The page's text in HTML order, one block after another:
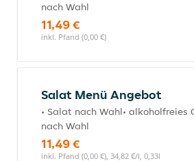
nach Wahl
11,49 €
inkl. Pfand (0,00 €)
Salat Menü Angebot
• Salat nach Wahl• alkoholfreies
nach Wahl
11,49 €
inkl. Pfand (0,00 €), 34,82 €/l, 0,33l